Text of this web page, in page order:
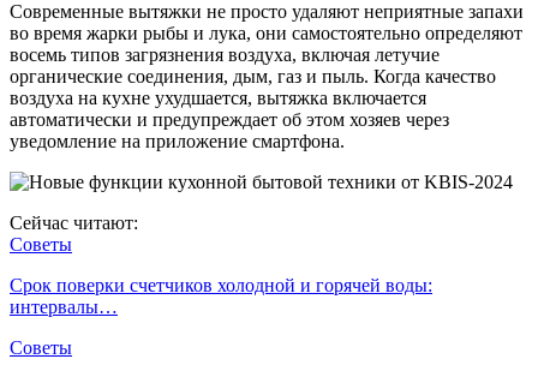
Современные вытяжки не просто удаляют неприятные запахи
во время жарки рыбы и лука, они самостоятельно определяют
восемь типов загрязнения воздуха, включая летучие
органические соединения, дым, газ и пыль. Когда качество
воздуха на кухне ухудшается, вытяжка включается
автоматически и предупреждает об этом хозяев через
уведомление на приложение смартфона.
Сейчас читают:
Советы
Срок поверки счетчиков холодной и горячей воды:
интервалы…
Советы